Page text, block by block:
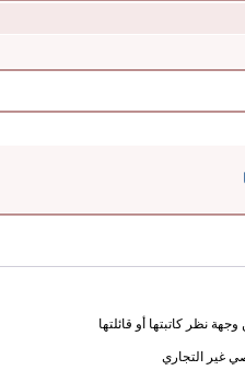
نظر كاتبتها أو قائلتها
غير التجاري